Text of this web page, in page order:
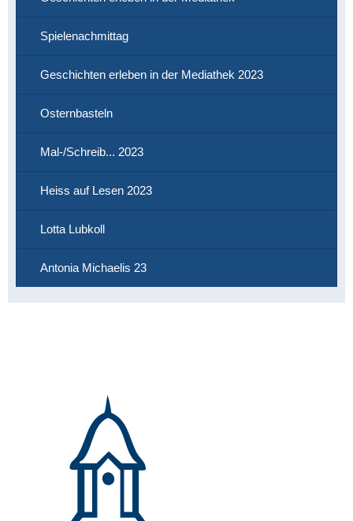
Spielenachmittag
Geschichten erleben in der Mediathek 2023
Osternbasteln
Mal-/Schreib... 2023
Heiss auf Lesen 2023
Lotta Lubkoll
Antonia Michaelis 23